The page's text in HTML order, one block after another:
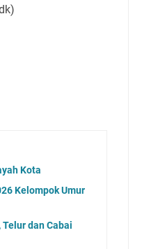
Kota
Kelompok Umur
dan Cabai